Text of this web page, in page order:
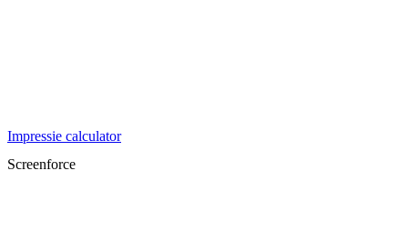
Impressie calculator
Screenforce